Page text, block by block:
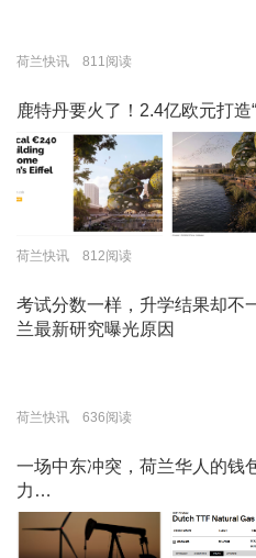
荷兰快讯 811阅读
鹿特丹要火了！2.4亿欧元打
荷兰快讯 812阅读
考试分数一样，升学结果却不
兰最新研究曝光原因
荷兰快讯 636阅读
一场中东冲突，荷兰华人的钱
力…